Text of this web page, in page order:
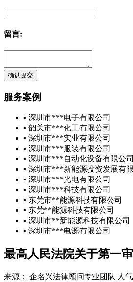
留言:
确认提交
服务案例
▪ 深圳市***电子有限公司
▪ 韶关市***化工有限公司
▪ 深圳市***实业有限公司
▪ 深圳市***服装有限公司
▪ 深圳市***自动化设备有限公司
▪ 深圳市***新能源投资发展有
▪ 深圳市***光电有限公司
▪ 深圳市***科技有限公司
▪ 东莞市**能源科技有限公司
▪ 东莞**能源科技有限公司
▪ 深圳市**新能源科技有限公司
▪ 深圳市***电源有限公司
最高人民法院关于第一
来源： 企名兴法律顾问专业团队 人